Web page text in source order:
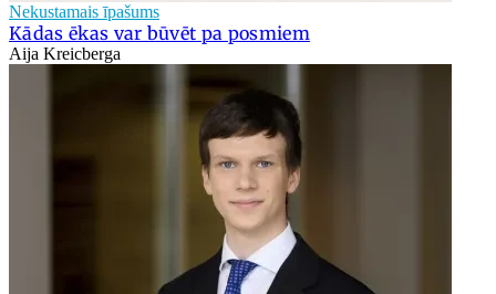
Nekustamais īpašums
Kādas ēkas var būvēt pa posmiem
Aija Kreicberga